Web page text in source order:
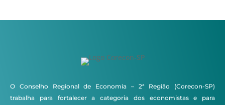
O Conselho Regional de Economia – 2ª Região (Corecon-SP)
trabalha para fortalecer a categoria dos economistas e para